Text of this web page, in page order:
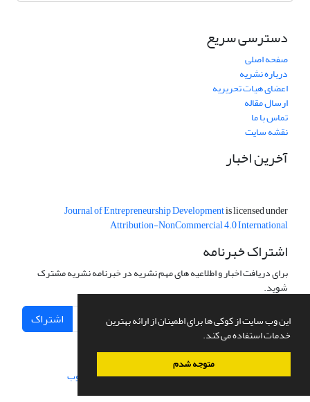
این وب سایت از کوکی ها برای اطمینان از ارائه بهترین
خدمات استفاده می کند.
متوجه شدم
دسترسی سریع
صفحه اصلی
درباره نشریه
اعضای هیات تحریریه
ارسال مقاله
تماس با ما
نقشه سایت
آخرین اخبار
Journal of Entrepreneurship Developmentis licensed under
Attribution-NonCommercial 4.0 International
اشتراک خبرنامه
برای دریافت اخبار و اطلاعیه های مهم نشریه در خبرنامه نشریه مشترک
شوید.
اشتراک
سامانه مدیریت نشریات علمی.طراحی و پیاده سازی از سیناوب